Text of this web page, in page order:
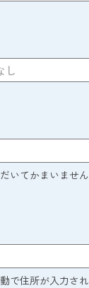
いてかまいません
で住所が入力され